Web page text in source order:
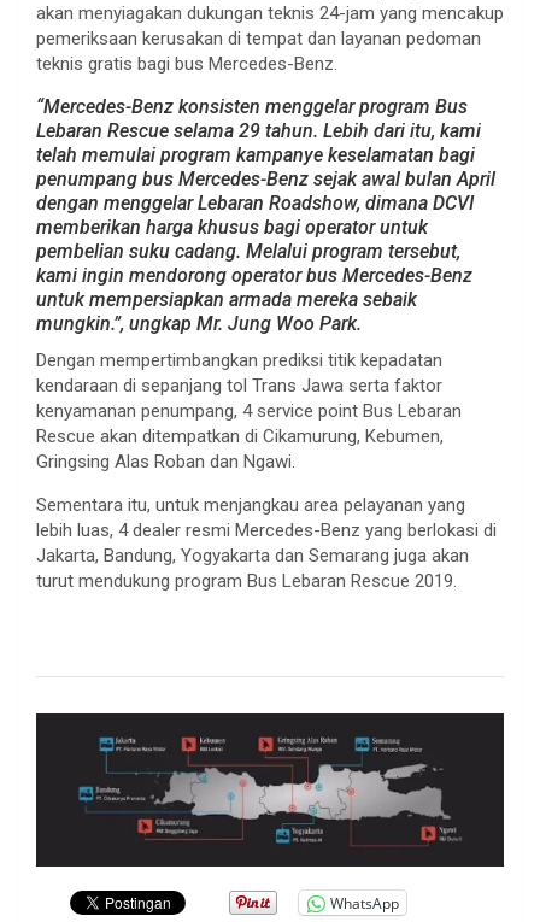
akan menyiagakan dukungan teknis 24-jam yang mencakup
pemeriksaan kerusakan di tempat dan layanan pedoman
teknis gratis bagi bus Mercedes-Benz.
“Mercedes-Benz konsisten menggelar program Bus
Lebaran Rescue selama 29 tahun. Lebih dari itu, kami
telah memulai program kampanye keselamatan bagi
penumpang bus Mercedes-Benz sejak awal bulan April
dengan menggelar Lebaran Roadshow, dimana DCVI
memberikan harga khusus bagi operator untuk
pembelian suku cadang. Melalui program tersebut,
kami ingin mendorong operator bus Mercedes-Benz
untuk mempersiapkan armada mereka sebaik
mungkin.”, ungkap Mr. Jung Woo Park.
Dengan mempertimbangkan prediksi titik kepadatan
kendaraan di sepanjang tol Trans Jawa serta faktor
kenyamanan penumpang, 4 service point Bus Lebaran
Rescue akan ditempatkan di Cikamurung, Kebumen,
Gringsing Alas Roban dan Ngawi.
Sementara itu, untuk menjangkau area pelayanan yang
lebih luas, 4 dealer resmi Mercedes-Benz yang berlokasi di
Jakarta, Bandung, Yogyakarta dan Semarang juga akan
turut mendukung program Bus Lebaran Rescue 2019.
WhatsApp